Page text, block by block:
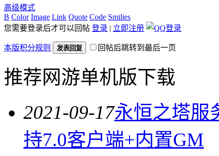
高级模式
B Color Image Link Quote Code Smilies
您需要登录后才可以回帖 登录 | 立即注册
本版积分规则 发表回复 回帖后跳转到最后一页
推荐网游单机版下载
2021-09-17永恒之塔服
持7.0客户端+内置GM